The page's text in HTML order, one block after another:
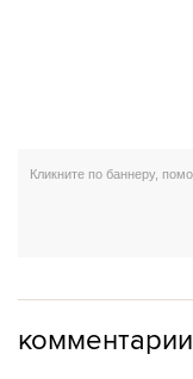
комментарии